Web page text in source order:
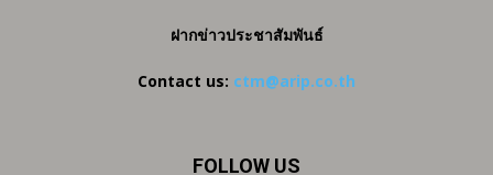
ฝากข่าวประชาสัมพันธ์
Contact us: ctm@arip.co.th
FOLLOW US